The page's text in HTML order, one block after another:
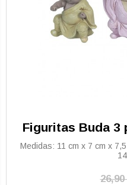
Figuritas Buda 3
Medidas: 11 cm x 7 cm x
26,90